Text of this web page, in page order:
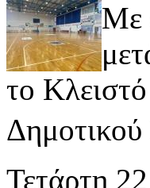
Με
το
Τετάρτη